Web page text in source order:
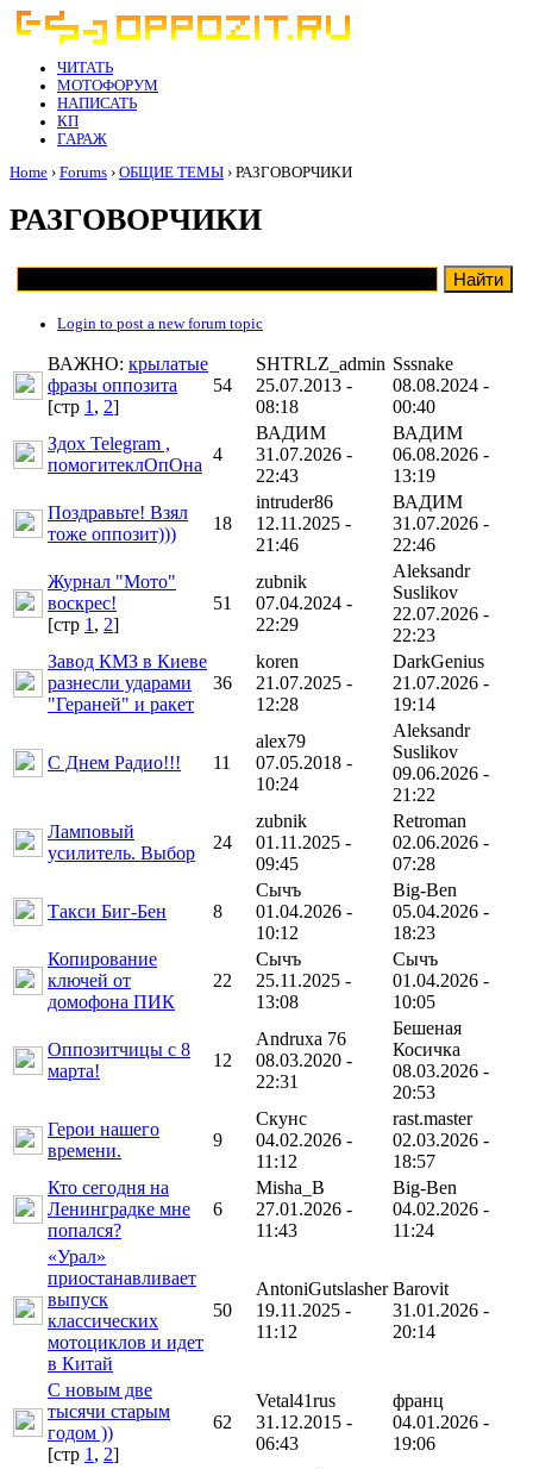
ЧИТАТЬ
МОТОФОРУМ
НАПИСАТЬ
КП
ГАРАЖ
Home › Forums › ОБЩИЕ ТЕМЫ › РАЗГОВОРЧИКИ
РАЗГОВОРЧИКИ
Login to post a new forum topic
ВАЖНО: крылатые
фразы оппозита
[cтр 1, 2]
54
SHTRLZ_admin
25.07.2013 -
08:18
Sssnake
08.08.2024 -
00:40
Здох Telegram ,
помогитеклОпОна
4
ВАДИМ
31.07.2026 -
22:43
ВАДИМ
06.08.2026 -
13:19
Поздравьте! Взял
тоже оппозит)))
18
intruder86
12.11.2025 -
21:46
ВАДИМ
31.07.2026 -
22:46
Журнал "Мото"
воскрес!
[cтр 1, 2]
51
zubnik
07.04.2024 -
22:29
Aleksandr
Suslikov
22.07.2026 -
22:23
Завод КМЗ в Киеве
разнесли ударами
"Гераней" и ракет
36
koren
21.07.2025 -
12:28
DarkGenius
21.07.2026 -
19:14
С Днем Радио!!! 11
alex79
07.05.2018 -
10:24
Aleksandr
Suslikov
09.06.2026 -
21:22
Ламповый
усилитель. Выбор
24
zubnik
01.11.2025 -
09:45
Retroman
02.06.2026 -
07:28
Такси Биг-Бен 8
Сычъ
01.04.2026 -
10:12
Big-Ben
05.04.2026 -
18:23
Копирование
ключей от
домофона ПИК
22
Сычъ
25.11.2025 -
13:08
Сычъ
01.04.2026 -
10:05
Оппозитчицы с 8
марта!
12
Andruxa 76
08.03.2020 -
22:31
Бешеная
Косичка
08.03.2026 -
20:53
Герои нашего
времени.
9
Скунс
04.02.2026 -
11:12
rast.master
02.03.2026 -
18:57
Кто сегодня на
Ленинградке мне
попался?
6
Misha_B
27.01.2026 -
11:43
Big-Ben
04.02.2026 -
11:24
«Урал»
приостанавливает
выпуск
классических
мотоциклов и идет
в Китай
50
AntoniGutslasher
19.11.2025 -
11:12
Barovit
31.01.2026 -
20:14
С новым две
тысячи старым
годом ))
[cтр 1, 2]
62
Vetal41rus
31.12.2015 -
06:43
франц
04.01.2026 -
19:06